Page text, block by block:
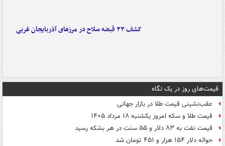
کشف ۳۳ قبضه سلاح در مرزهای آذربایجان غربی
قیمت‌های روز در یک نگاه
عقب‌نشینی قیمت طلا در بازار جهانی
قیمت طلا و سکه امروز یکشنبه ۱۸ مرداد ۱۴۰۵
قیمت نفت به ۸۳ دلار و ۵۵ سنت در هر بشکه رسید
حواله دلار ۱۵۴ هزار و ۴۵۱ تومان شد